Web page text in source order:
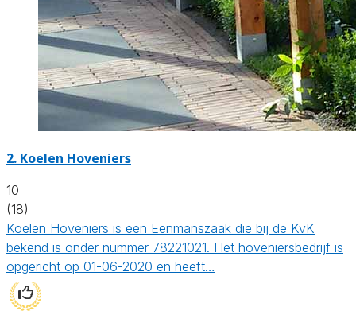
2. Koelen Hoveniers
10
(18)
Koelen Hoveniers is een Eenmanszaak die bij de KvK
bekend is onder nummer 78221021. Het hoveniersbedrijf is
opgericht op 01-06-2020 en heeft…